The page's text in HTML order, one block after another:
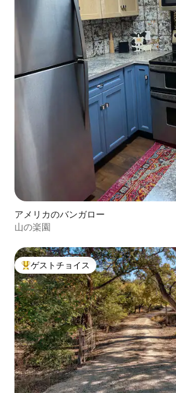
アメリカのバンガロー
山の楽園
大好評のゲストチョイスです。
ゲストチョイス